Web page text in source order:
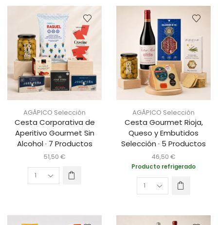
AGÁPICO Selección
Cesta Corporativa de
Aperitivo Gourmet Sin
Alcohol · 7 Productos
51,50 €
AGÁPICO Selección
Cesta Gourmet Rioja,
Queso y Embutidos
Selección · 5 Productos
46,50 €
Producto refrigerado